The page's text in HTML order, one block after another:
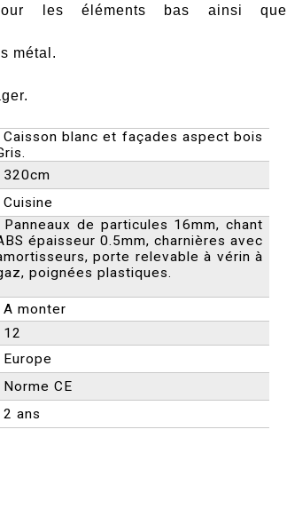
les éléments bas ainsi que
métal.
Caisson blanc et façades aspect bois
320cm
Cuisine
Panneaux de particules 16mm, chant
épaisseur 0.5mm, charnières avec
porte relevable à vérin à
poignées plastiques.
A monter
12
Europe
Norme CE
2 ans